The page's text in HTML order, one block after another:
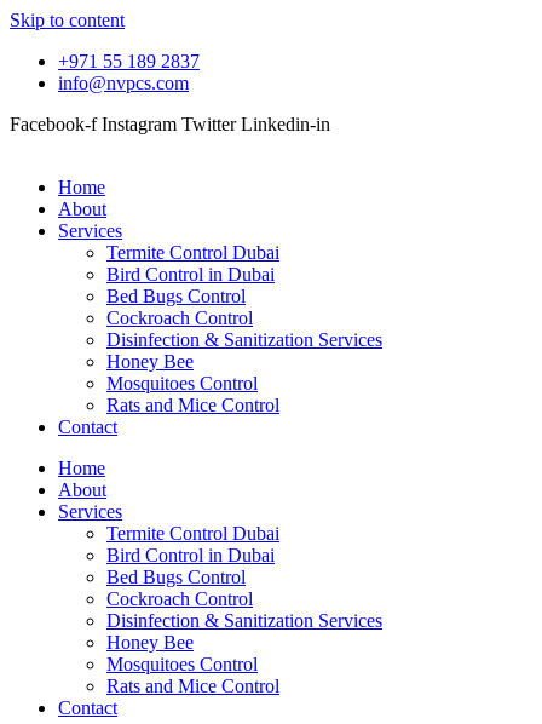
Skip to content
+971 55 189 2837
info@nvpcs.com
Facebook-f Instagram Twitter Linkedin-in
Home
About
Services
Termite Control Dubai
Bird Control in Dubai
Bed Bugs Control
Cockroach Control
Disinfection & Sanitization Services
Honey Bee
Mosquitoes Control
Rats and Mice Control
Contact
Home
About
Services
Termite Control Dubai
Bird Control in Dubai
Bed Bugs Control
Cockroach Control
Disinfection & Sanitization Services
Honey Bee
Mosquitoes Control
Rats and Mice Control
Contact